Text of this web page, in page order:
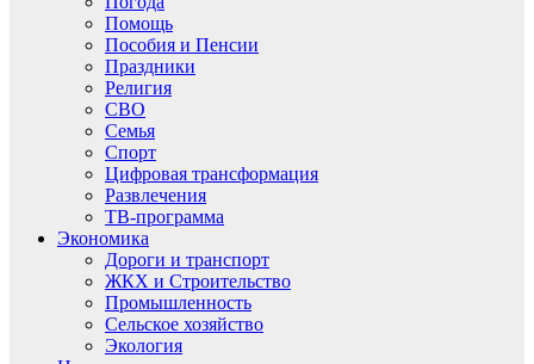
Помощь
Пособия и Пенсии
Праздники
Религия
СВО
Семья
Спорт
Цифровая трансформация
Развлечения
ТВ-программа
Экономика
Дороги и транспорт
ЖКХ и Строительство
Промышленность
Сельское хозяйство
Экология